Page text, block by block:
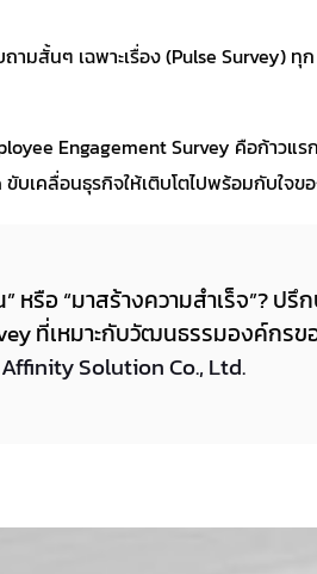
ามสั้นๆ เฉพาะเรื่อง (Pulse Survey)
Engagement Survey คือก้าวแร
เคลื่อนธุรกิจให้เติบโตไปพร้อมกับใจข
อ “มาสร้างความสำเร็จ”? ปรึก
ที่เหมาะกับวัฒนธรรมองค์กร
Affinity Solution Co., Ltd.